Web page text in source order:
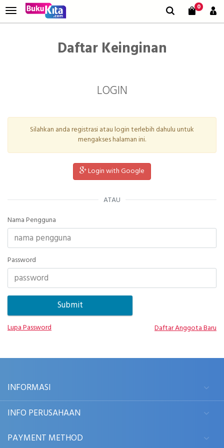
0
Daftar Keinginan
LOGIN
Silahkan anda registrasi atau login terlebih dahulu untuk
mengakses halaman ini.
Login with Google
ATAU
Nama Pengguna
Password
Lupa Password Daftar Anggota Baru
INFORMASI
INFO PERUSAHAAN
PAYMENT METHOD